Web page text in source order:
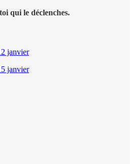
qui le déclenches.
janvier
janvier